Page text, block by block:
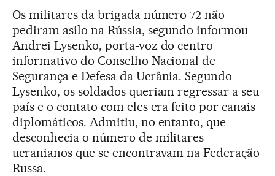
Os militares da brigada número 72 não
pediram asilo na Rússia, segundo informou
Andrei Lysenko, porta-voz do centro
informativo do Conselho Nacional de
Segurança e Defesa da Ucrânia. Segundo
Lysenko, os soldados queriam regressar a seu
país e o contato com eles era feito por canais
diplomáticos. Admitiu, no entanto, que
desconhecia o número de militares
ucranianos que se encontravam na Federação
Russa.